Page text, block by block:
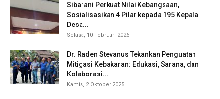
Sibarani Perkuat Nilai Kebangsaan,
Sosialisasikan 4 Pilar kepada 195 Kepala
Desa...
Selasa, 10 Februari 2026
Dr. Raden Stevanus Tekankan Penguatan
Mitigasi Kebakaran: Edukasi, Sarana, dan
Kolaborasi...
Kamis, 2 Oktober 2025